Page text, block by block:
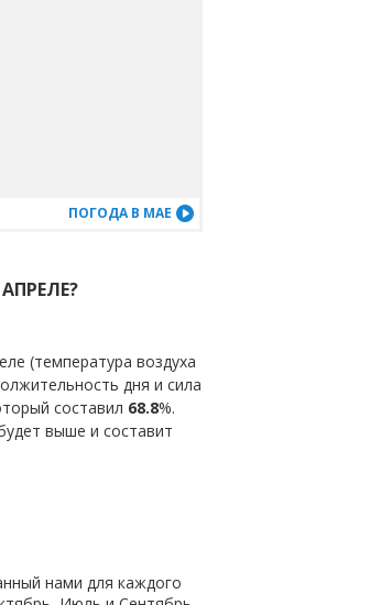
ПОГОДА В МАЕ
(температура воздуха
дня и сила
составил 68.8%.
выше и составит
нами для каждого